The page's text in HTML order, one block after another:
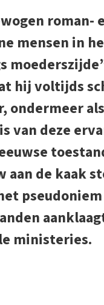
roman-
mensen in
hij voltijds
ondermeer
van deze
de kaak
ministeries.